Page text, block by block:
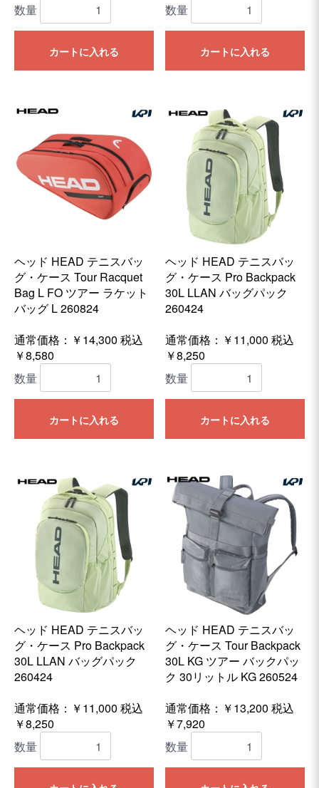
数量
カートに入れる
数量
カートに入れる
ヘッド HEAD テニスバッ
グ・ケース Tour Racquet
Bag L FO ツアー ラケット
バッグ L 260824
通常価格：￥14,300 税込
￥8,580
数量
カートに入れる
ヘッド HEAD テニスバッ
グ・ケース Pro Backpack
30L LLAN バッグパック
260424
通常価格：￥11,000 税込
￥8,250
数量
カートに入れる
ヘッド HEAD テニスバッ
グ・ケース Pro Backpack
30L LLAN バッグパック
260424
通常価格：￥11,000 税込
￥8,250
数量
ヘッド HEAD テニスバッ
グ・ケース Tour Backpack
30L KG ツアー バックパッ
ク 30リットル KG 260524
通常価格：￥13,200 税込
￥7,920
数量